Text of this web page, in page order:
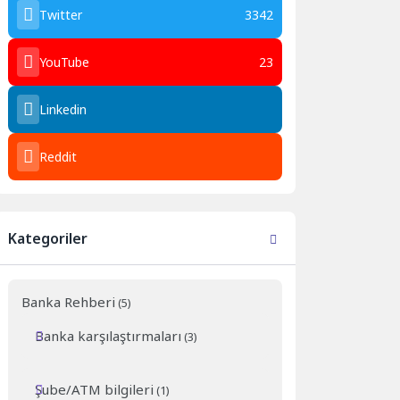
Twitter 3342
YouTube 23
Linkedin
Reddit
Kategoriler
Banka Rehberi (5)
Banka karşılaştırmaları (3)
Şube/ATM bilgileri (1)